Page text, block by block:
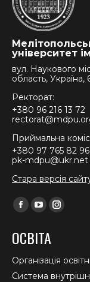
університет
вул. Наукового
область, Україна,
Ректорат:
+380 96 216 13 72
Приймальна
+380 97 765 82 96
pk-mdpu@ukr.net
Стара версія
Find us on:
Facebook
opens
in
new
YouTube
opens
in
new
in
new
ОСВІТА
Організація
Система